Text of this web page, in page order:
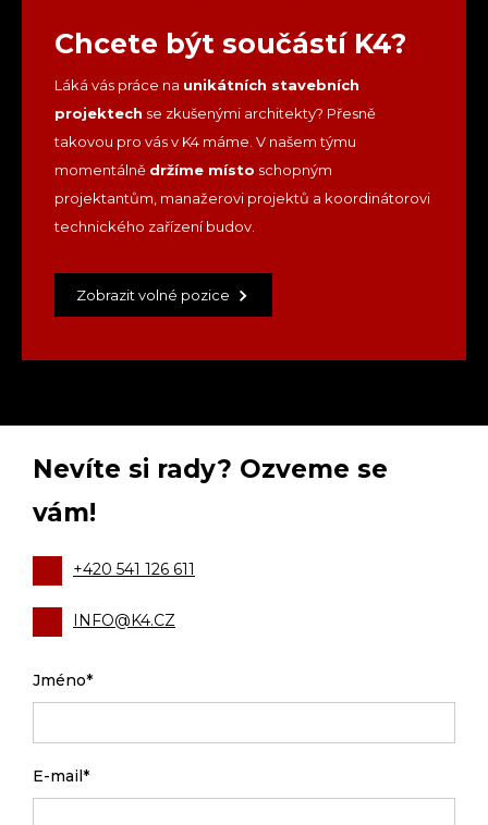
Chcete být součástí K4?
Láká vás práce na unikátních stavebních
projektech se zkušenými architekty? Přesně
takovou pro vás v K4 máme. V našem týmu
momentálně držíme místo schopným
projektantům, manažerovi projektů a koordinátorovi
technického zařízení budov.
Zobrazit volné pozice
Nevíte si rady? Ozveme se
vám!
+420 541 126 611
INFO@K4.CZ
Jméno*
E-mail*